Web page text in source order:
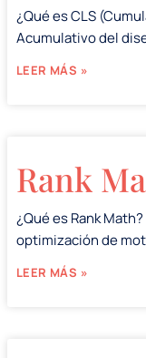
¿Qué es CLS
Acumulativo del
LEER MÁS »
Rank
¿Qué es Rank
optimización de
LEER MÁS »